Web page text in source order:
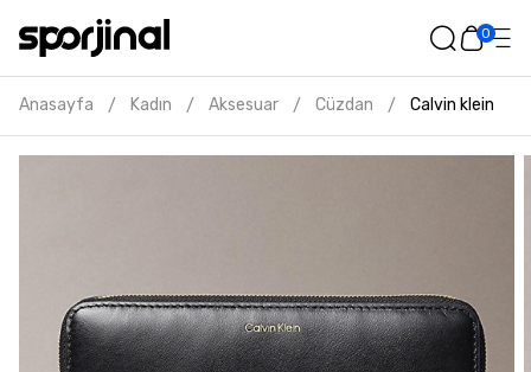
0
Anasayfa / Kadın / Aksesuar / Cüzdan / Calvin klein